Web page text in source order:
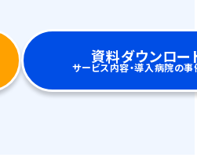
資料ダウンロー
サービス内容・導入病院の